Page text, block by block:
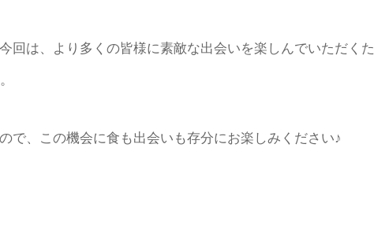
回は、より多くの皆様に素敵な出会いを楽しんでいただくた
で、この機会に食も出会いも存分にお楽しみください♪